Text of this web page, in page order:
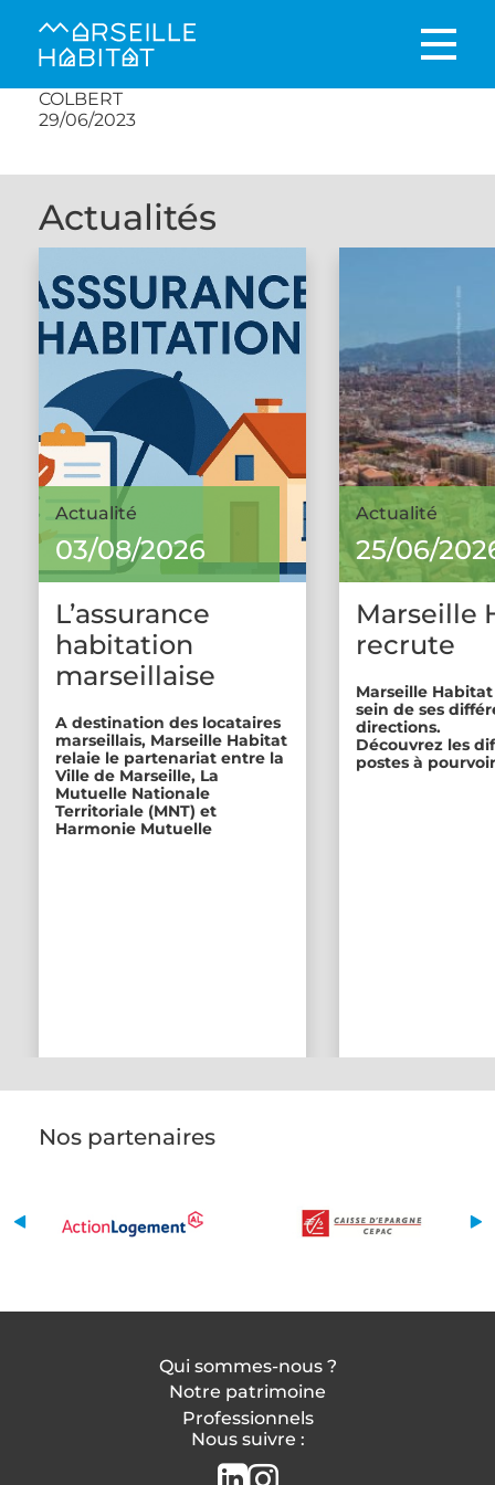
COLBERT
29/06/2023
Actualités
Actualité
03/08/2026
L’assurance
habitation
marseillaise
A destination des locataires
marseillais, Marseille Habitat
relaie le partenariat entre la
Ville de Marseille, La
Mutuelle Nationale
Territoriale (MNT) et
Harmonie Mutuelle
Actualité
25/06/
Marseille
recrute
Marseille
sein de ses
directions.
Découvrez les
postes à
Nos partenaires
Qui sommes-nous ?
Notre patrimoine
Professionnels
Nous suivre :